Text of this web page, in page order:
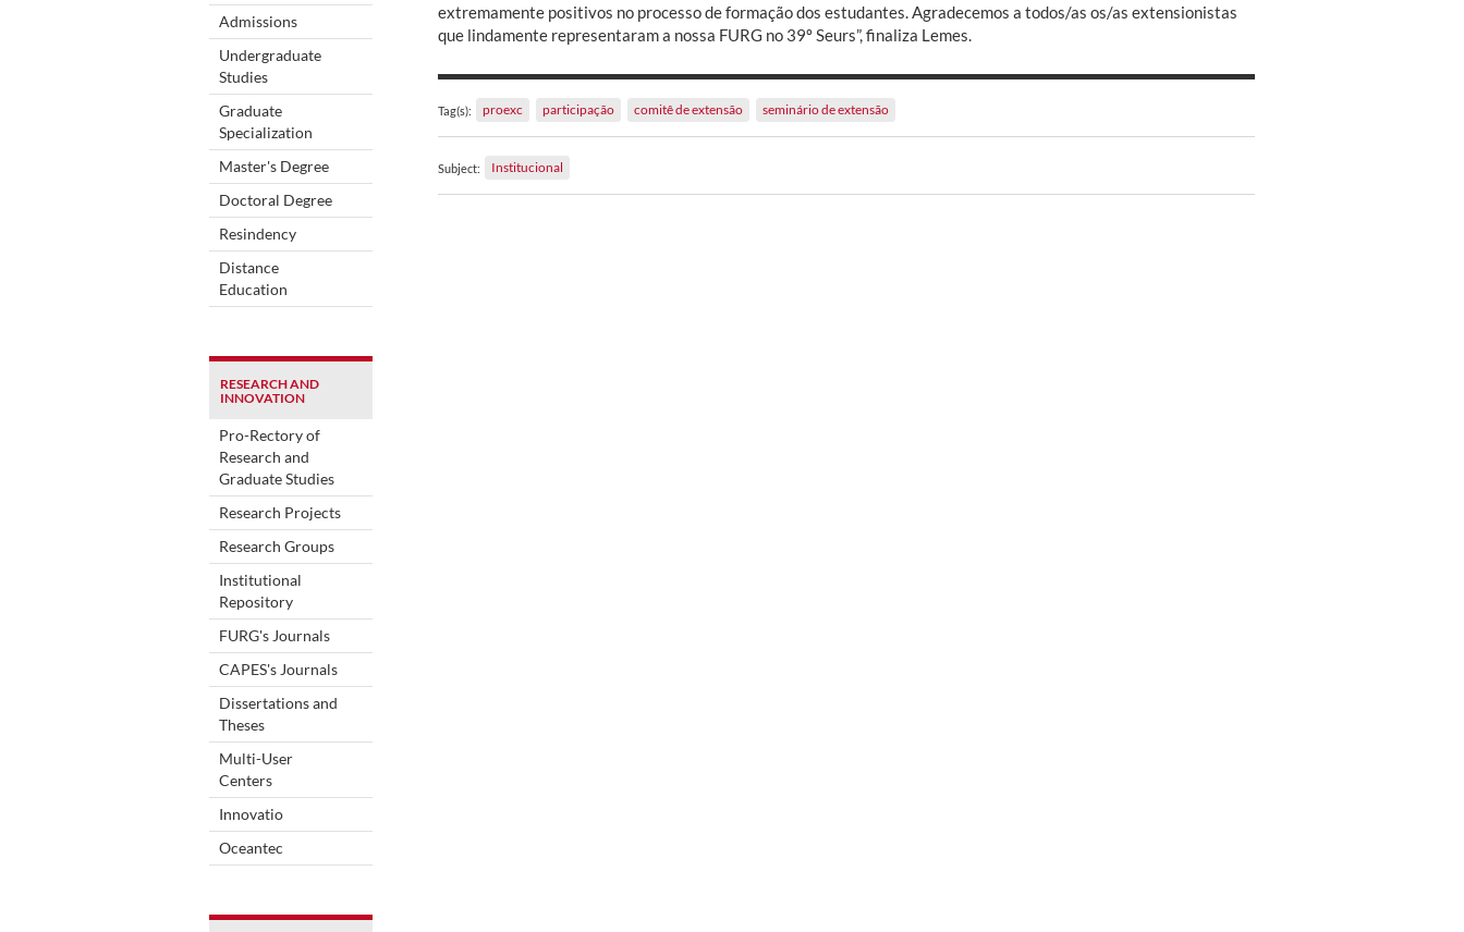
Admissions
Undergraduate
Studies
Graduate
Specialization
Master's Degree
Doctoral Degree
Resindency
Distance
Education
RESEARCH AND
INNOVATION
Pro-Rectory of
Research and
Graduate Studies
Research Projects
Research Groups
Institutional
Repository
FURG's Journals
CAPES's Journals
Dissertations and
Theses
Multi-User
Centers
Innovatio
Oceantec
extremamente positivos no processo de formação dos estudantes. Agradecemos a todos/as os/as extensionistas
que lindamente representaram a nossa FURG no 39º Seurs”, finaliza Lemes.
Tag(s): proexc participação comitê de extensão seminário de extensão
Subject: Institucional